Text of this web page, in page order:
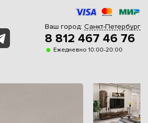
Ваш город: Санкт-Петербург
8 812 467 46 76
Ежедневно 10:00-20:00